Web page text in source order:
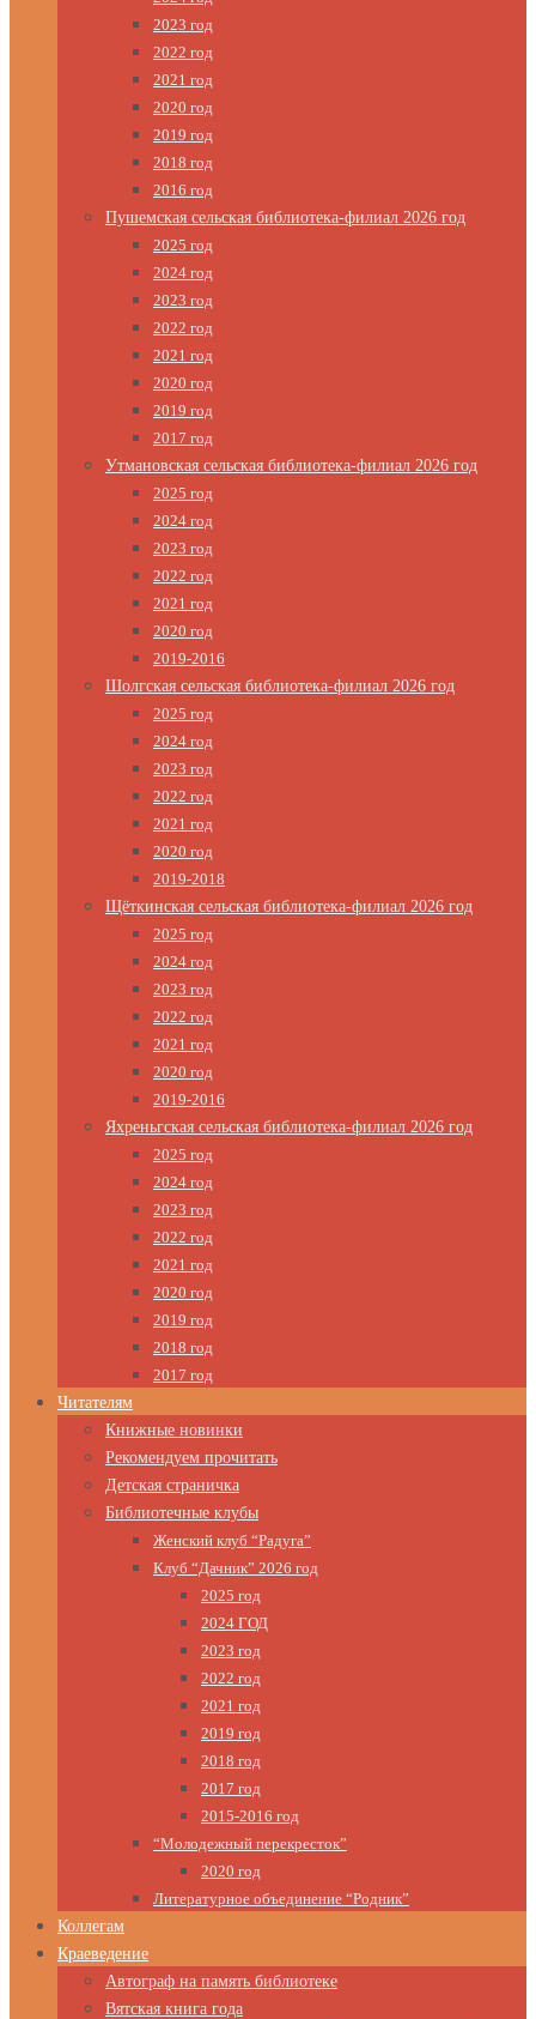
2023 год
2022 год
2021 год
2020 год
2019 год
2018 год
2016 год
Пушемская сельская библиотека-филиал 2026 год
2025 год
2024 год
2023 год
2022 год
2021 год
2020 год
2019 год
2017 год
Утмановская сельская библиотека-филиал 2026 год
2025 год
2024 год
2023 год
2022 год
2021 год
2020 год
2019-2016
Шолгская сельская библиотека-филиал 2026 год
2025 год
2024 год
2023 год
2022 год
2021 год
2020 год
2019-2018
Щёткинская сельская библиотека-филиал 2026 год
2025 год
2024 год
2023 год
2022 год
2021 год
2020 год
2019-2016
Яхреньгская сельская библиотека-филиал 2026 год
2025 год
2024 год
2023 год
2022 год
2021 год
2020 год
2019 год
2018 год
2017 год
Читателям
Книжные новинки
Рекомендуем прочитать
Детская страничка
Библиотечные клубы
Женский клуб “Радуга”
Клуб “Дачник” 2026 год
2025 год
2024 ГОД
2023 год
2022 год
2021 год
2019 год
2018 год
2017 год
2015-2016 год
“Молодежный перекресток”
2020 год
Литературное объединение “Родник”
Коллегам
Краеведение
Автограф на память библиотеке
Вятская книга года